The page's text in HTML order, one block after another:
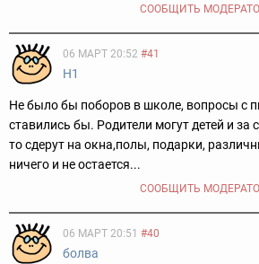
СООБЩИТЬ
06 МАРТ 20:52 #41
H1
Не было бы поборов в школе, вопросы с
ставились бы. Родители могут детей и за
то сдерут на окна,полы, подарки,
ничего и не остается...
СООБЩИТЬ
06 МАРТ 20:51 #40
болва